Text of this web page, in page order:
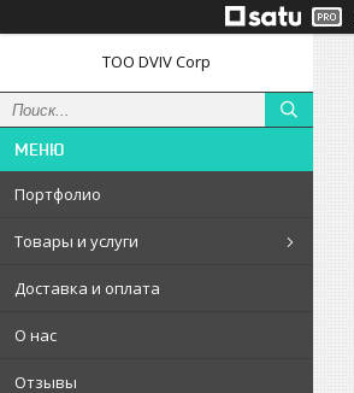
ТОО DVIV Corp
Портфолио
Товары и услуги
Доставка и оплата
О нас
Отзывы